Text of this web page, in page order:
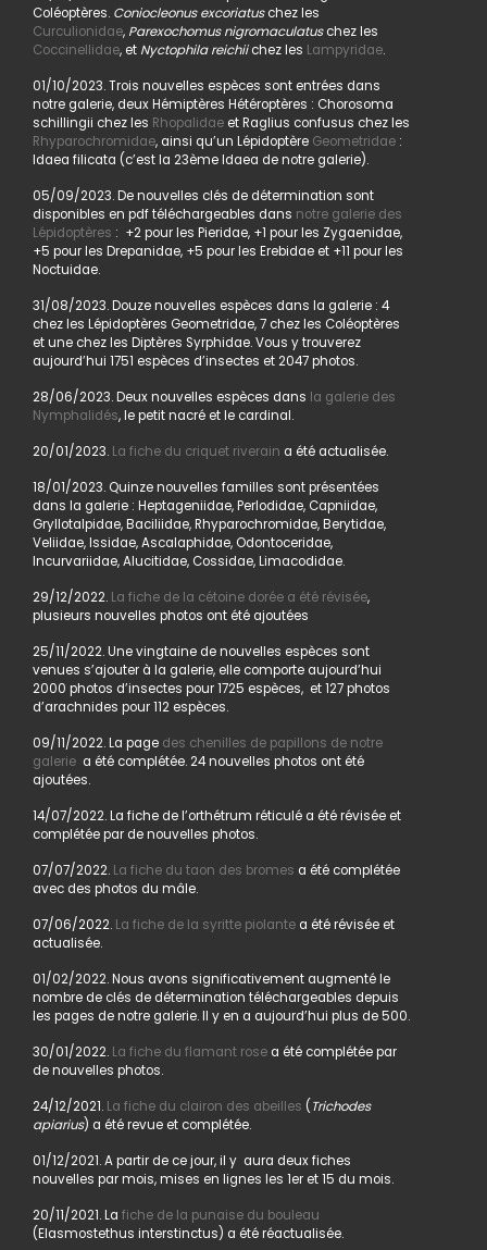
Coléoptères. Coniocleonus excoriatuschez les
Curculionidae, Parexochomus nigromaculatuschez les
Coccinellidae, et Nyctophila reichiichez les Lampyridae.
01/10/2023. Trois nouvelles espèces sont entrées dans
notre galerie, deux Hémiptères Hétéroptères : Chorosoma
schillingii chez les Rhopalidaeet Raglius confusus chez les
Rhyparochromidae, ainsi qu’un Lépidoptère Geometridae:
Idaea filicata (c’est la 23ème Idaea de notre galerie).
05/09/2023. De nouvelles clés de détermination sont
disponibles en pdf téléchargeables dans notre galerie des
Lépidoptères : +2 pour les Pieridae, +1 pour les Zygaenidae,
+5 pour les Drepanidae, +5 pour les Erebidae et +11 pour les
Noctuidae.
31/08/2023. Douze nouvelles espèces dans la galerie : 4
chez les Lépidoptères Geometridae, 7 chez les Coléoptères
et une chez les Diptères Syrphidae. Vous y trouverez
aujourd’hui 1751 espèces d’insectes et 2047 photos.
28/06/2023. Deux nouvelles espèces dans la galerie des
Nymphalidés, le petit nacré et le cardinal.
20/01/2023. La fiche du criquet riverain a été actualisée.
18/01/2023. Quinze nouvelles familles sont présentées
dans la galerie : Heptageniidae, Perlodidae, Capniidae,
Gryllotalpidae, Baciliidae, Rhyparochromidae, Berytidae,
Veliidae, Issidae, Ascalaphidae, Odontoceridae,
Incurvariidae, Alucitidae, Cossidae, Limacodidae.
29/12/2022. La fiche de la cétoine dorée a été révisée,
plusieurs nouvelles photos ont été ajoutées
25/11/2022. Une vingtaine de nouvelles espèces sont
venues s’ajouter à la galerie, elle comporte aujourd’hui
2000 photos d’insectes pour 1725 espèces, et 127 photos
d’arachnides pour 112 espèces.
09/11/2022. La page des chenilles de papillons de notre
galerie a été complétée. 24 nouvelles photos ont été
ajoutées.
14/07/2022. La fiche de l’orthétrum réticulé a été révisée et
complétée par de nouvelles photos.
07/07/2022. La fiche du taon des bromes a été complétée
avec des photos du mâle.
07/06/2022. La fiche de la syritte piolantea été révisée et
actualisée.
01/02/2022. Nous avons significativement augmenté le
nombre de clés de détermination téléchargeables depuis
les pages de notre galerie. Il y en a aujourd’hui plus de 500.
30/01/2022. La fiche du flamant rosea été complétée par
de nouvelles photos.
24/12/2021. La fiche du clairon des abeilles ( Trichodes
apiarius) a été revue et complétée.
01/12/2021. A partir de ce jour, il y aura deux fiches
nouvelles par mois, mises en lignes les 1er et 15 du mois.
20/11/2021. La fiche de la punaise du bouleau
(Elasmostethus interstinctus) a été réactualisée.